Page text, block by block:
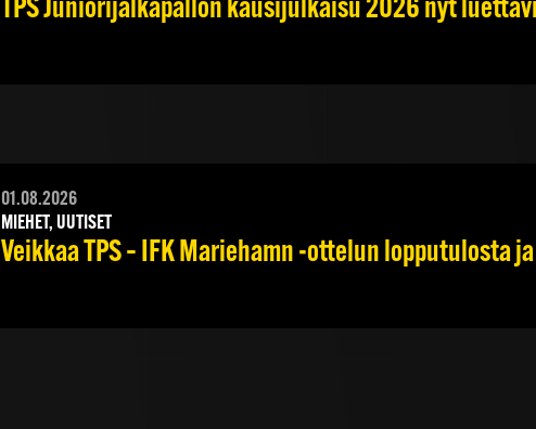
TPS Juniorijalkapallon kausijulkaisu 2026 nyt
01.08.2026
MIEHET, UUTISET
Veikkaa TPS – IFK Mariehamn -ottelun lopputulosta